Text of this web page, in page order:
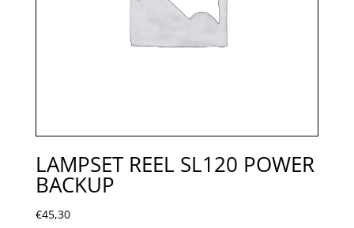
LAMPSET REEL SL120 POWER
BACKUP
€45,30